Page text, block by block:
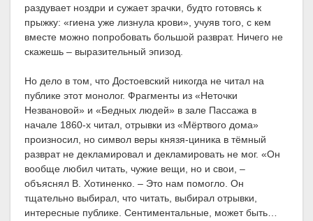
раздувает ноздри и сужает зрачки, будто готовясь к
прыжку: «гиена уже лизнула крови», учуяв того, с кем
вместе можно попробовать большой разврат. Ничего не
скажешь – выразительный эпизод.
Но дело в том, что Достоевский никогда не читал на
публике этот монолог. Фрагменты из «Неточки
Незвановой» и «Бедных людей» в зале Пассажа в
начале 1860-х читал, отрывки из «Мёртвого дома»
произносил, но символ веры князя-циника в тёмный
разврат не декламировал и декламировать не мог. «Он
вообще любил читать, чужие вещи, но и свои, –
объяснял В. Хотиненко. – Это нам помогло. Он
тщательно выбирал, что читать, выбирал отрывки,
интересные публике. Сентиментальные, может быть…